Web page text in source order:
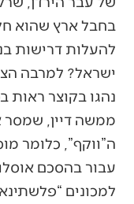
בחבל ארץ שהוא
להעלות דרישות
ישראל? למרבה
נהגו בקוצר ראות
ממשה דיין, שמסר
ה”ווקף”, כלומר
עבור בהסכם
למכונים